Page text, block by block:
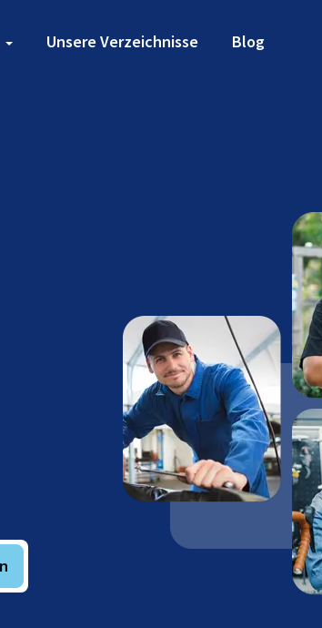
Unsere Verzeichnisse Blog